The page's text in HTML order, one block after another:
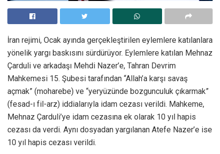
İran rejimi, Ocak ayında gerçekleştirilen eylemlere katılanlara
yönelik yargı baskısını sürdürüyor. Eylemlere katılan Mehnaz
Çarduli ve arkadaşı Mehdi Nazer’e, Tahran Devrim
Mahkemesi 15. Şubesi tarafından “Allah’a karşı savaş
açmak” (moharebe) ve “yeryüzünde bozgunculuk çıkarmak”
(fesad-ı fil-arz) iddialarıyla idam cezası verildi. Mahkeme,
Mehnaz Çarduli’ye idam cezasına ek olarak 10 yıl hapis
cezası da verdi. Aynı dosyadan yargılanan Atefe Nazer’e ise
10 yıl hapis cezası verildi.